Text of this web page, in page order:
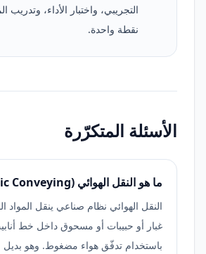
التجريبي، واختبار الأداء،
نقطة واحدة.
الأسئلة المتكرّرة
ما هو النقل الهوائي (Pneumatic Conveying)؟
النقل الهوائي نظام صناعي ينقل
غبار أو حبيبات أو مسحوق داخل خط
باستخدام تدفّق هواء مضغوط. وهو